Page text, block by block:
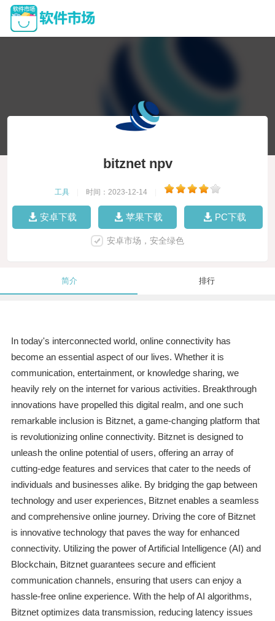
bitznet npv
工具 时间：2023-12-14
安卓下载 苹果下载 PC下载
安卓市场，安全绿色
简介 排行
In today's interconnected world, online connectivity has
become an essential aspect of our lives. Whether it is
communication, entertainment, or knowledge sharing, we
heavily rely on the internet for various activities. Breakthrough
innovations have propelled this digital realm, and one such
remarkable inclusion is Bitznet, a game-changing platform that
is revolutionizing online connectivity. Bitznet is designed to
unleash the online potential of users, offering an array of
cutting-edge features and services that cater to the needs of
individuals and businesses alike. By bridging the gap between
technology and user experiences, Bitznet enables a seamless
and comprehensive online journey. Driving the core of Bitznet
is innovative technology that paves the way for enhanced
connectivity. Utilizing the power of Artificial Intelligence (AI) and
Blockchain, Bitznet guarantees secure and efficient
communication channels, ensuring that users can enjoy a
hassle-free online experience. With the help of AI algorithms,
Bitznet optimizes data transmission, reducing latency issues